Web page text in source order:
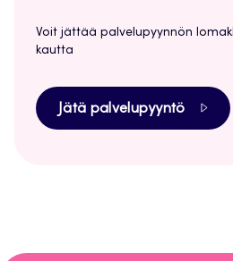
Voit jättää palvelupyynnön
kautta
Jätä palvelupyyntö